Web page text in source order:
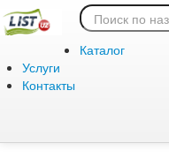
Каталог
Услуги
Контакты
Ошибка